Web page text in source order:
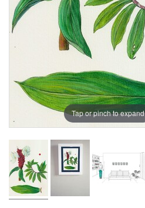
Tap or pinch to expand